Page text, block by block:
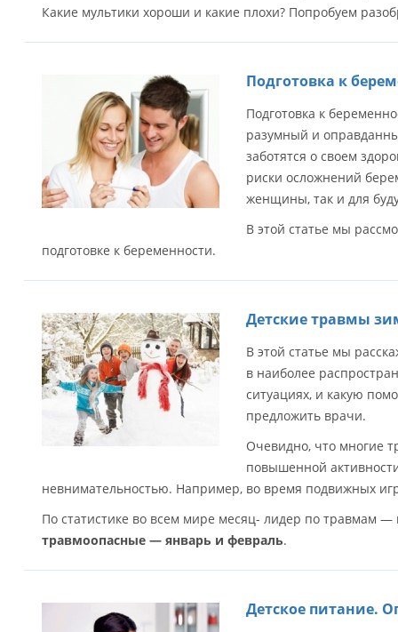
Какие мультики хороши и какие плохи? Попробуем
Подготовка к
Подготовка к
разумный и
заботятся о своем
риски осложнений
женщины, так и для
В этой статье мы
подготовке к беременности.
Детские травмы
В этой статье мы
в наиболее
ситуациях, и какую
предложить врачи.
Очевидно, что многие
повышенной
невнимательностью. Например, во время подвижных
По статистике во всем мире месяц- лидер по травмам
травмоопасные — январь и февраль.
Детское питание.